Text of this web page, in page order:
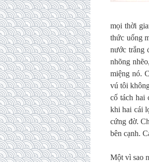
mọi thời
thức uống
nước trắng
nhõng
miệng nó.
vú tôi
cố tách hai
khi hai cái
cứng đờ.
bên cạnh.
Một vì sao